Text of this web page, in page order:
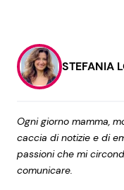
STEFANIA
Ogni giorno mamma,
caccia di notizie e di
passioni che mi
comunicare.